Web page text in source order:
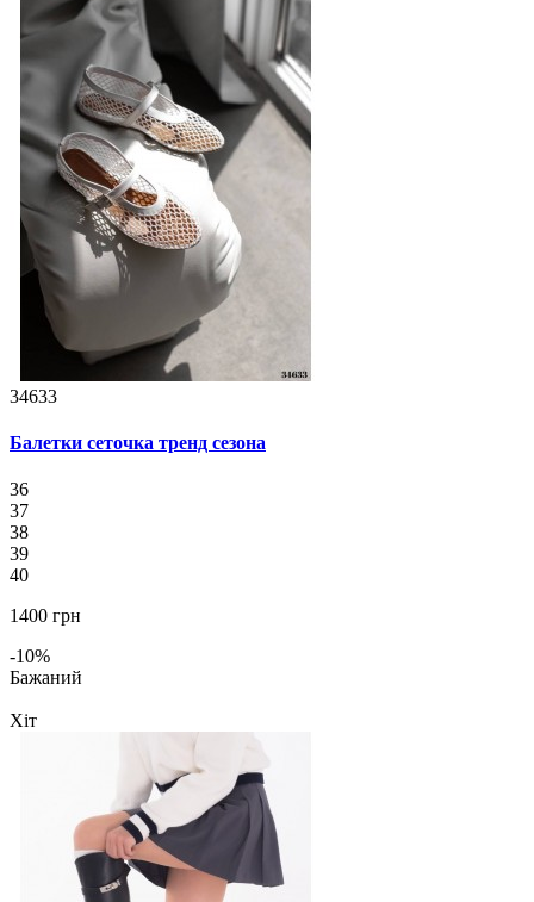
34633
Балетки сеточка тренд сезона
36
37
38
39
40
1400 грн
-10%
Бажаний
Хіт